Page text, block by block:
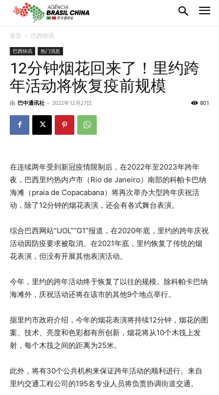
首页 巴西快讯
巴西快讯 热门消息
12分钟烟花回来了！里约跨
年活动将恢复疫前规模
由 巴中通讯社 - 2022年12月27日 801
在连续两年受到新冠疫情限制后，在2022年至2023年跨年
夜，巴西里约热内卢市（Rio de Janeiro）南部的科帕卡巴纳
海滩（praia de Copacabana）将再次举办大型跨年庆祝活
动，除了12分钟的烟花表演，还会有各式舞台表演。
综合巴西网站“UOL”“G1”报道，在2020年底，里约的跨年庆祝
活动因防疫要求被取消。在2021年底，里约恢复了传统的烟
花表演，但没有开展其他表演活动。
今年，里约的跨年活动终于恢复了以往的规模。除科帕卡巴纳
海滩外，庆祝活动还将在该市的其他9个地点举行。
据里约市政府介绍，今年的烟花表演将持续12分钟，烟花的图
案、技术、亮度和色彩都有所创新，烟花将从10个木筏上发
射，每个木筏之间的距离为25米。
此外，将有30个公共机构来保证跨年活动的顺利进行。来自
里约交通工程公司的195名专业人员将负责协调街道交通。